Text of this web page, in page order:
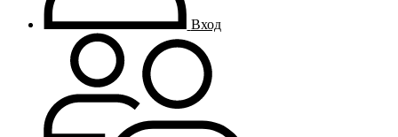
Вход